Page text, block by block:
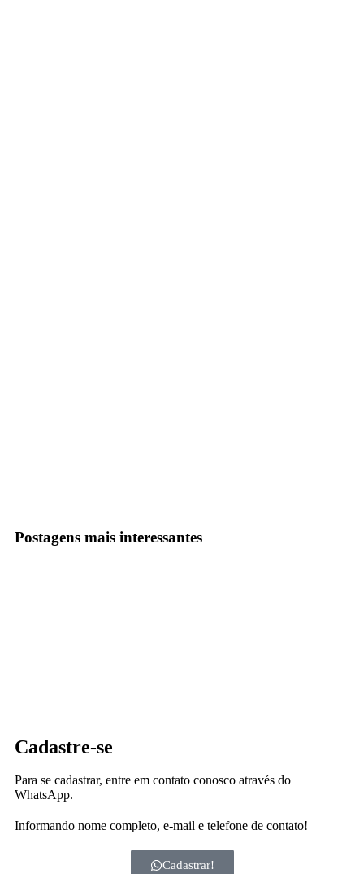
Postagens mais interessantes
Cadastre-se
Para se cadastrar, entre em contato conosco através do
WhatsApp.
Informando nome completo, e-mail e telefone de contato!
Cadastrar!